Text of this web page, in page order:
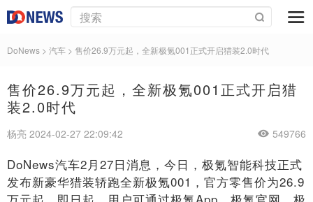
DoNews > 汽车 > 售价26.9万元起，全新极氪001正式开启猎装2.0时代
售价26.9万元起，全新极氪001正式开启猎
装2.0时代
杨亮 2024-02-27 22:09:42 549766
DoNews汽车2月27日消息，今日，极氪智能科技正式
发布新豪华猎装轿跑全新极氪001，官方零售价为26.9